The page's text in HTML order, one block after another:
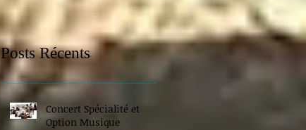
Posts Récents
Concert Spécialité et
Option Musique